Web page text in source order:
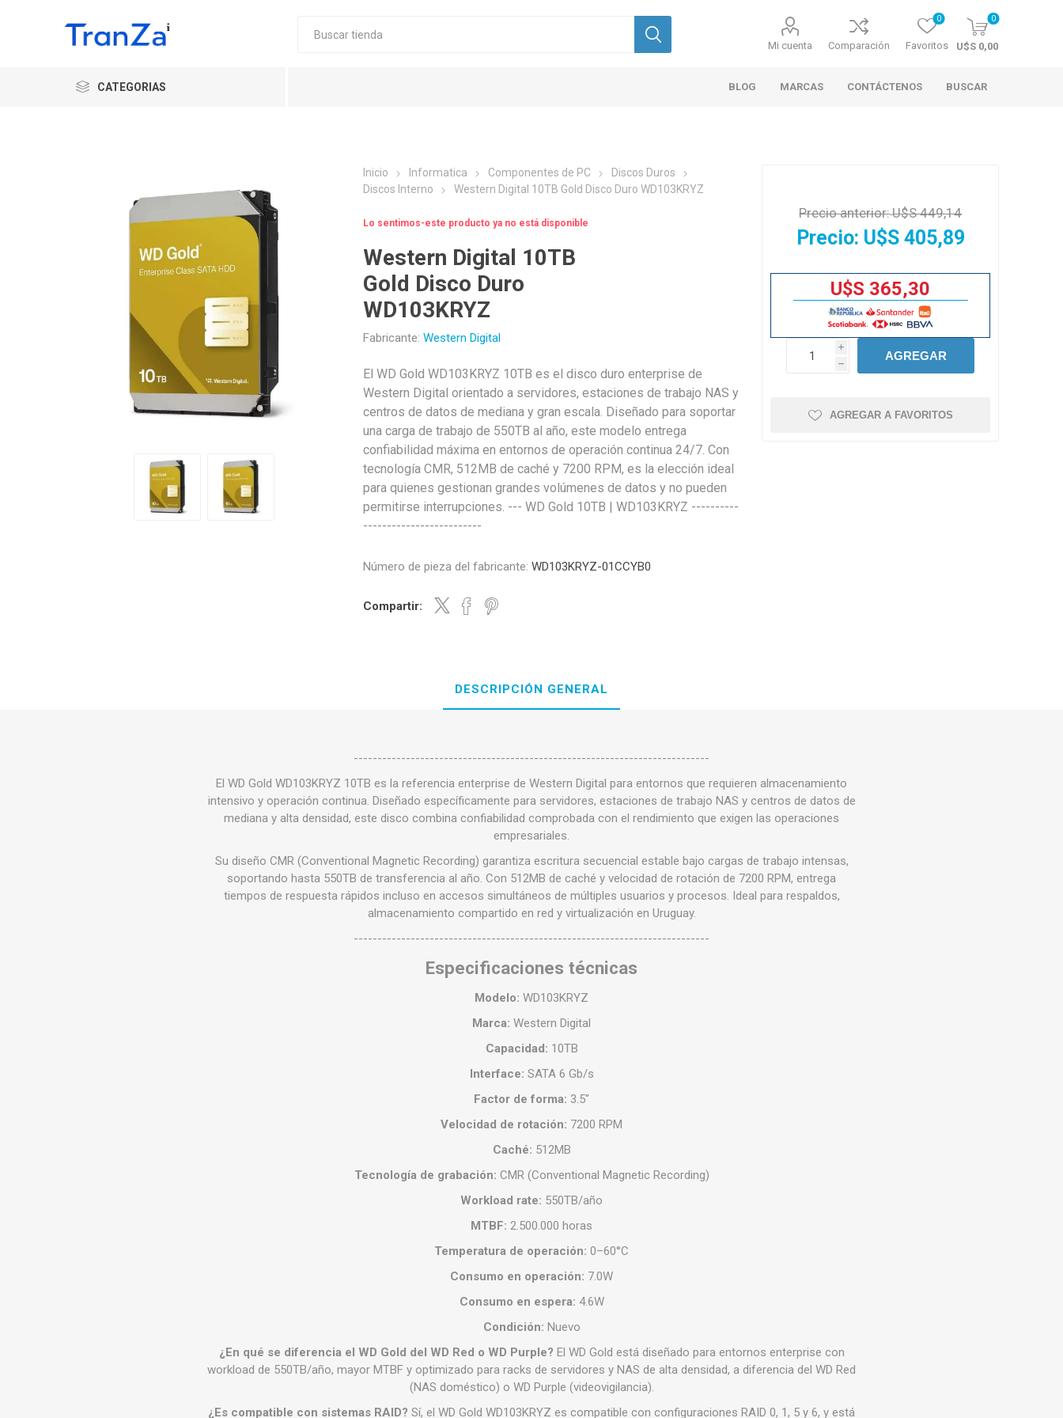
Mi cuenta Comparación Favoritos
0 0
U$S 0,00
CATEGORIAS BLOG MARCAS CONTÁCTENOS BUSCAR
Inicio Informatica Componentes de PC
Discos Duros
Discos Interno
Western Digital 10TB Gold Disco Duro WD103KRYZ
Lo sentimos-este producto ya no está disponible
Western Digital 10TB
Gold Disco Duro
WD103KRYZ
Fabricante: Western Digital
El WD Gold WD103KRYZ 10TB es el disco duro enterprise de
Western Digital orientado a servidores, estaciones de trabajo NAS y
centros de datos de mediana y gran escala. Diseñado para soportar
una carga de trabajo de 550TB al año, este modelo entrega
confiabilidad máxima en entornos de operación continua 24/7. Con
tecnología CMR, 512MB de caché y 7200 RPM, es la elección ideal
para quienes gestionan grandes volúmenes de datos y no pueden
permitirse interrupciones. --- WD Gold 10TB | WD103KRYZ ----------
-------------------------
Número de pieza del fabricante: WD103KRYZ-01CCYB0
Compartir:
Precio anterior:U$S 449,14
Precio: U$S 405,89
U$S 365,30
i
h
AGREGAR
AGREGAR A FAVORITOS
DESCRIPCIÓN GENERAL
---------------------------------------------------------------------------
El WD Gold WD103KRYZ 10TB es la referencia enterprise de Western Digital para entornos que requieren almacenamiento
intensivo y operación continua. Diseñado específicamente para servidores, estaciones de trabajo NAS y centros de datos de
mediana y alta densidad, este disco combina confiabilidad comprobada con el rendimiento que exigen las operaciones
empresariales.
Su diseño CMR (Conventional Magnetic Recording) garantiza escritura secuencial estable bajo cargas de trabajo intensas,
soportando hasta 550TB de transferencia al año. Con 512MB de caché y velocidad de rotación de 7200 RPM, entrega
tiempos de respuesta rápidos incluso en accesos simultáneos de múltiples usuarios y procesos. Ideal para respaldos,
almacenamiento compartido en red y virtualización en Uruguay.
---------------------------------------------------------------------------
Especificaciones técnicas
Modelo: WD103KRYZ
Marca: Western Digital
Capacidad: 10TB
Interface: SATA 6 Gb/s
Factor de forma: 3.5"
Velocidad de rotación: 7200 RPM
Caché: 512MB
Tecnología de grabación: CMR (Conventional Magnetic Recording)
Workload rate: 550TB/año
MTBF: 2.500.000 horas
Temperatura de operación: 0–60°C
Consumo en operación: 7.0W
Consumo en espera: 4.6W
Condición: Nuevo
¿En qué se diferencia el WD Gold del WD Red o WD Purple? El WD Gold está diseñado para entornos enterprise con
workload de 550TB/año, mayor MTBF y optimizado para racks de servidores y NAS de alta densidad, a diferencia del WD Red
(NAS doméstico) o WD Purple (videovigilancia).
¿Es compatible con sistemas RAID? Sí, el WD Gold WD103KRYZ es compatible con configuraciones RAID 0, 1, 5 y 6, y está